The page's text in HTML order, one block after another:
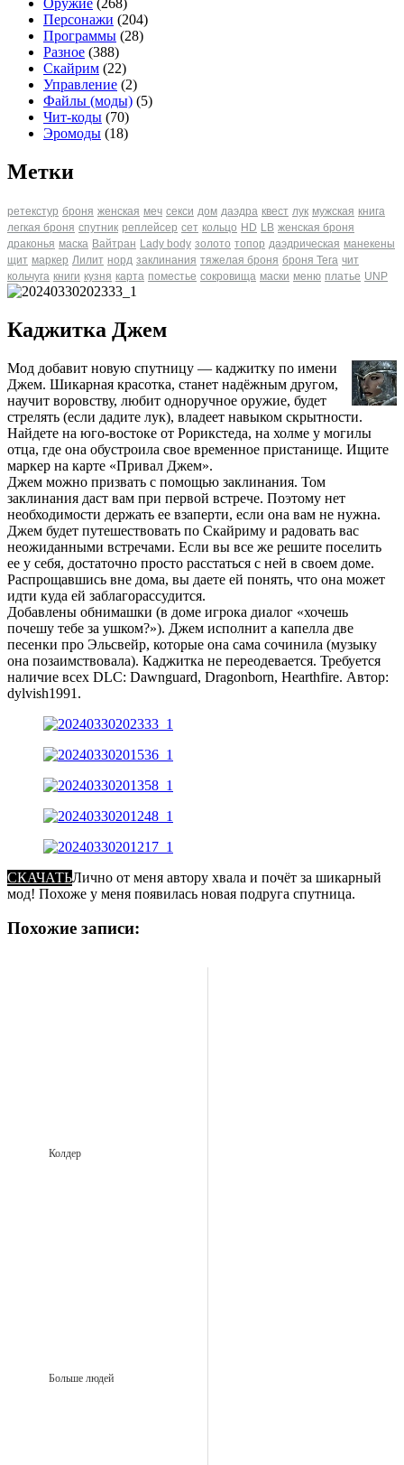
Оружие (268)
Персонажи (204)
Программы (28)
Разное (388)
Скайрим (22)
Управление (2)
Файлы (моды) (5)
Чит-коды (70)
Эромоды (18)
Метки
ретекстур броня женская меч секси дом даэдра квест лук мужская книга
легкая броня спутник реплейсер сет кольцо HD LB женская броня
драконья маска Вайтран Lady body золото топор даэдрическая манекены
щит маркер Лилит норд заклинания тяжелая броня броня Tera чит
кольчуга книги кузня карта поместье сокровища маски меню платье UNP
Каджитка Джем
Мод добавит новую спутницу — каджитку по имени
Джем. Шикарная красотка, станет надёжным другом,
научит воровству, любит одноручное оружие, будет
стрелять (если дадите лук), владеет навыком скрытности.
Найдете на юго-востоке от Рорикстеда, на холме у могилы
отца, где она обустроила свое временное пристанище. Ищите
маркер на карте «Привал Джем».
Джем можно призвать с помощью заклинания. Том
заклинания даст вам при первой встрече. Поэтому нет
необходимости держать ее взаперти, если она вам не нужна.
Джем будет путешествовать по Скайриму и радовать вас
неожиданными встречами. Если вы все же решите поселить
ее у себя, достаточно просто расстаться с ней в своем доме.
Распрощавшись вне дома, вы даете ей понять, что она может
идти куда ей заблагорассудится.
Добавлены обнимашки (в доме игрока диалог «хочешь
почешу тебе за ушком?»). Джем исполнит а капелла две
песенки про Эльсвейр, которые она сама сочинила (музыку
она позаимствовала). Каджитка не переодевается. Требуется
наличие всех DLC: Dawnguard, Dragonborn, Hearthfire. Автор:
dylvish1991.
СКАЧАТЬЛично от меня автору хвала и почёт за шикарный
мод! Похоже у меня появилась новая подруга спутница.
Похожие записи:
Колдер
Больше людей